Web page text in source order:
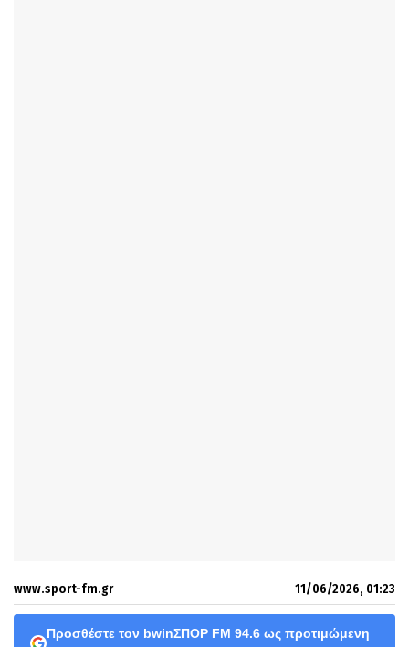
www.sport-fm.gr 11/06/2026, 01:23
Προσθέστε τον bwinΣΠΟΡ FM 94.6 ως προτιμώμενη